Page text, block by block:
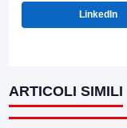
LinkedIn
ARTICOLI SIMILI